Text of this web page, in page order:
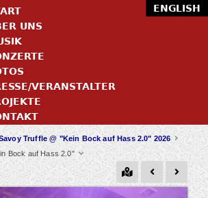
Truffle @ "Kein Bock auf Hass 2.0" 2026
Bock auf Hass 2.0"
UNS
VERANSTALTER
ENGLISH